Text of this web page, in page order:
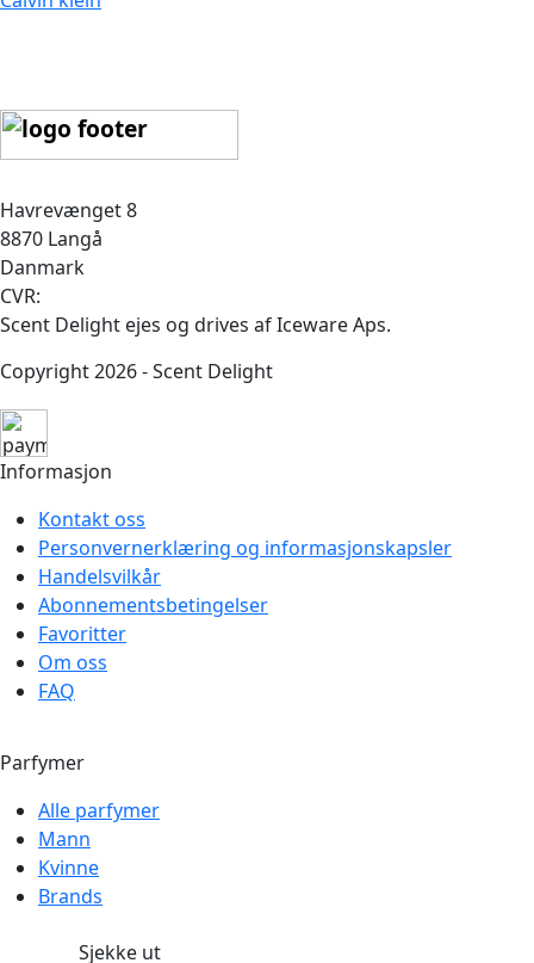
Havrevænget 8
8870 Langå
Danmark
CVR:
Scent Delight ejes og drives af Iceware Aps.
Copyright 2026 - Scent Delight
Informasjon
Kontakt oss
Personvernerklæring og informasjonskapsler
Handelsvilkår
Abonnementsbetingelser
Favoritter
Om oss
FAQ
Parfymer
Alle parfymer
Mann
Kvinne
Brands
Sjekke ut